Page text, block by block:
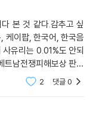
평등에, 세계적으로
품 소비로 나타난 것
광부, 2021 근로자
간은 1910시간으로,
장시간 야간 운행을
행을 시작해 자정 무렵
로나19 이후 서울 법인
)로 최저를 기록했으
업조합연합회, 2022
본 것 같다.감추고 싶
케이팝, 한국어, 한국음
유리는 0.01%도 안되
트남전쟁피해보상 판결
도 잘못핫것은 보상해
2 댓글0